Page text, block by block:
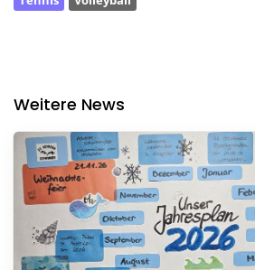
Weitere News